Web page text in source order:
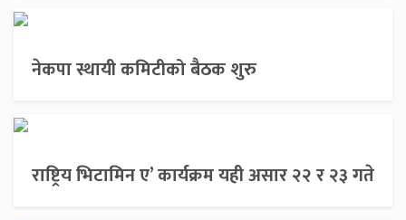
नेकपा स्थायी कमिटीको बैठक शुरु
राष्ट्रिय भिटामिन ए’ कार्यक्रम यही असार २२ र २३ गते